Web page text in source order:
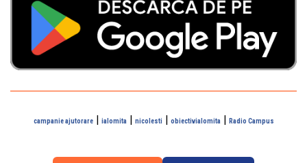
campanie ajutorare| ialomita| nicolesti | obiectivialomita| Radio Campus